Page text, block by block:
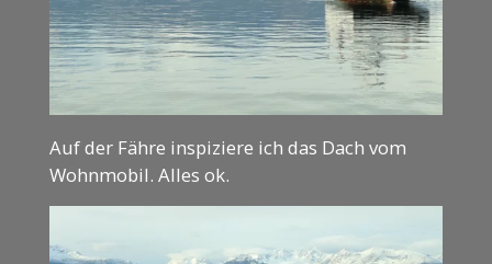
Auf der Fähre inspiziere ich das Dach vom
Wohnmobil. Alles ok.